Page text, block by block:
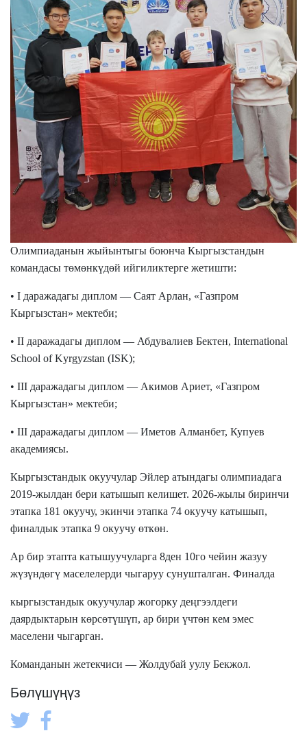
Олимпиаданын жыйынтыгы боюнча Кыргызстандын
командасы төмөнкүдөй ийгиликтерге жетишти:
• I даражадагы диплом — Саят Арлан, «Газпром
Кыргызстан» мектеби;
• II даражадагы диплом — Абдувалиев Бектен, International
School of Kyrgyzstan (ISK);
• III даражадагы диплом — Акимов Ариет, «Газпром
Кыргызстан» мектеби;
• III даражадагы диплом — Иметов Алманбет, Купуев
академиясы.
Кыргызстандык окуучулар Эйлер атындагы олимпиадага
2019-жылдан бери катышып келишет. 2026-жылы биринчи
этапка 181 окуучу, экинчи этапка 74 окуучу катышып,
финалдык этапка 9 окуучу өткөн.
Ар бир этапта катышуучуларга 8ден 10го чейин жазуу
жүзүндөгү маселелерди чыгаруу сунушталган. Финалда
кыргызстандык окуучулар жогорку деңгээлдеги
даярдыктарын көрсөтүшүп, ар бири үчтөн кем эмес
маселени чыгарган.
Команданын жетекчиси — Жолдубай уулу Бекжол.
Бөлүшүңүз